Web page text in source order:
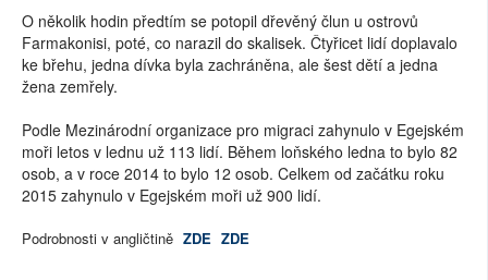
O několik hodin předtím se potopil dřevěný člun u ostrovů
Farmakonisi, poté, co narazil do skalisek. Čtyřicet lidí doplavalo
ke břehu, jedna dívka byla zachráněna, ale šest dětí a jedna
žena zemřely.
Podle Mezinárodní organizace pro migraci zahynulo v Egejském
moři letos v lednu už 113 lidí. Během loňského ledna to bylo 82
osob, a v roce 2014 to bylo 12 osob. Celkem od začátku roku
2015 zahynulo v Egejském moři už 900 lidí.
Podrobnosti v angličtině ZDE ZDE